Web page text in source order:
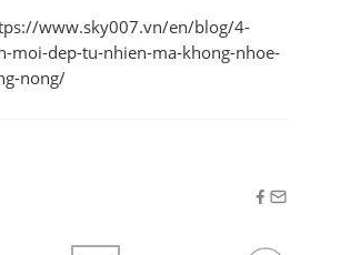
www.sky007.vn/en/blog/4-
moi-dep-tu-nhien-ma-khong-nhoe-
nong/